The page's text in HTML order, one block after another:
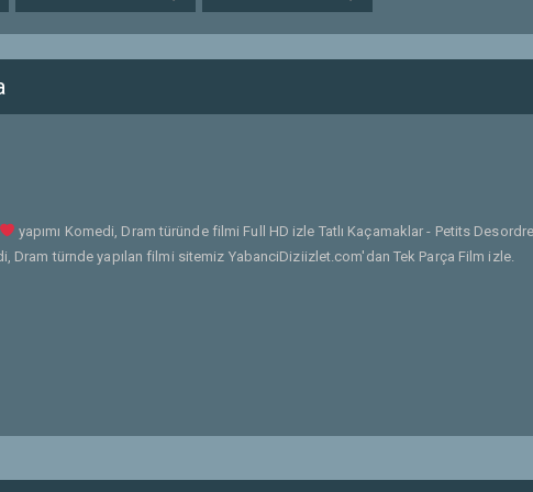
yapımı Komedi, Dram türünde filmi Full HD izle Tatlı Kaçamaklar - Petits
Dram türnde yapılan filmi sitemiz YabanciDiziizlet.com'dan Tek Parça Film izle.